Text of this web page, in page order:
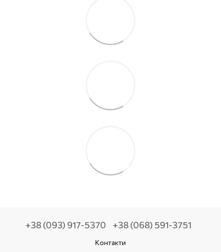
+38 (093) 917-5370 +38 (068) 591-3751
Контакти